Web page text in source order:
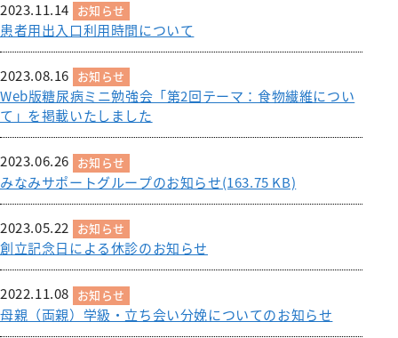
皮膚科
泌尿器科
産婦人科
眼科
耳鼻咽喉科
放射線科
歯科口腔外科
リハビリテーション科
麻酔科
2023.11.14 お知らせ
患者用出入口利用時間について
2023.08.16 お知らせ
Web版糖尿病ミニ勉強会「第2回テーマ：食物繊維につい
て」を掲載いたしました
2023.06.26 お知らせ
みなみサポートグループのお知らせ(163.75 KB)
2023.05.22 お知らせ
創立記念日による休診のお知らせ
2022.11.08 お知らせ
母親（両親）学級・立ち会い分娩についてのお知らせ